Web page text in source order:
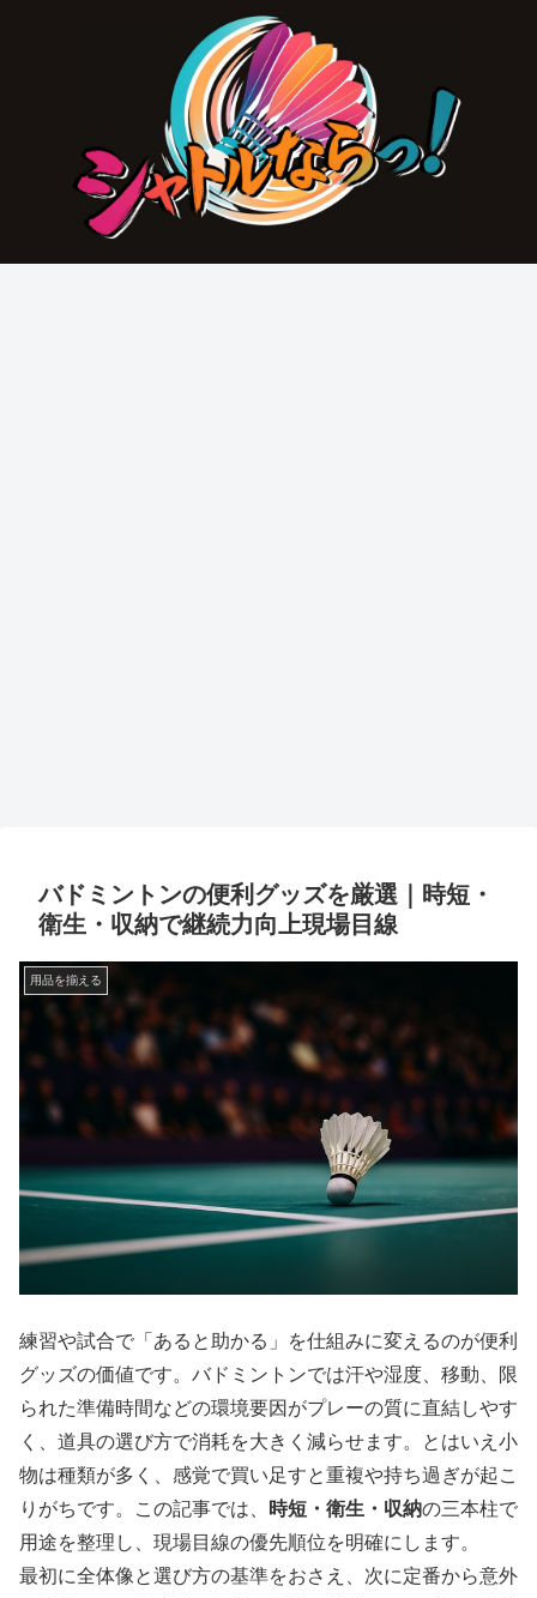
バドミントンの便利グッズを厳選｜時短・
衛生・収納で継続力向上現場目線
用品を揃える
練習や試合で「あると助かる」を仕組みに変えるのが便利
グッズの価値です。バドミントンでは汗や湿度、移動、限
られた準備時間などの環境要因がプレーの質に直結しやす
く、道具の選び方で消耗を大きく減らせます。とはいえ小
物は種類が多く、感覚で買い足すと重複や持ち過ぎが起こ
りがちです。この記事では、
時短・衛生・収納の三本柱で
用途を整理し、現場目線の優先順位を明確にします。
最初に全体像と選び方の基準をおさえ、次に定番から意外